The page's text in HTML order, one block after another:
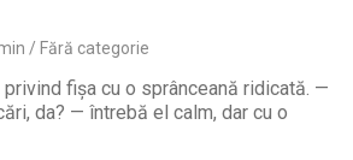
Fără categorie
fișa cu o sprânceană ridicată. —
da? — întrebă el calm, dar cu o